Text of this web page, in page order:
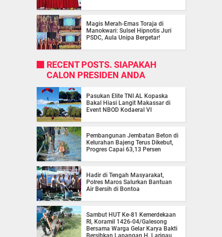
Magis Merah-Emas Toraja di
Manokwari: Sulsel Hipnotis Juri
PSDC, Aula Unipa Bergetar!
RECENT POSTS. SIAPAKAH
CALON PRESIDEN ANDA
Pasukan Elite TNI AL Kopaska
Bakal Hiasi Langit Makassar di
Event NBOD Kodaeral VI
Pembangunan Jembatan Beton di
Kelurahan Bajeng Terus Dikebut,
Progres Capai 63,13 Persen
Hadir di Tengah Masyarakat,
Polres Maros Salurkan Bantuan
Air Bersih di Bontoa
Sambut HUT Ke-81 Kemerdekaan
RI, Koramil 1426-04/Galesong
Bersama Warga Gelar Karya Bakti